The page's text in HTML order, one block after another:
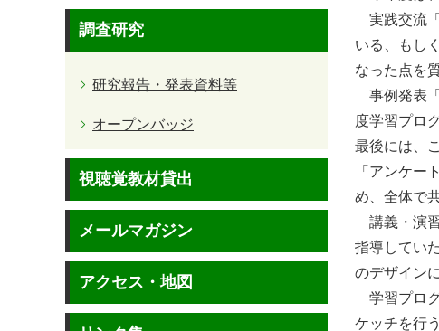
実践交流
いる、もし
なった点を
事例発表
度学習プロ
最後には、
「アンケー
め、全体で
講義・演
指導してい
のデザイン
学習プロ
ケッチを行
調査研究
研究報告・発表資料等
オープンバッジ
視聴覚教材貸出
メールマガジン
アクセス・地図